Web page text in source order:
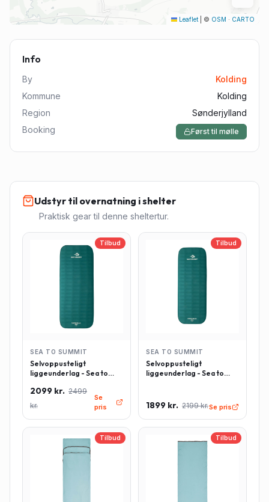
Leaflet © OSM · CARTO
Info
By
Kolding
Kommune
Kolding
Region
Sønderjylland
Booking
Først til mølle
Udstyr til overnatning i shelter
Praktisk gear til denne sheltertur.
Tilbud
SEA TO SUMMIT
Selvoppusteligt
liggeunderlag - Sea to
Rektangulær - Large -
Grøn
2099 kr. 2499
kr.
Se
pris
Tilbud
SEA TO SUMMIT
Selvoppusteligt
liggeunderlag - Sea to
Grøn
1899 kr. 2199 kr.Se pris
Tilbud Tilbud